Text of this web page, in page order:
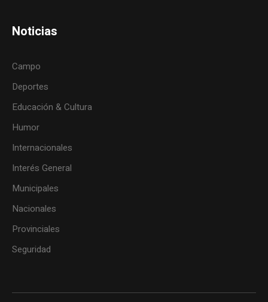
Noticias
Campo
Deportes
Educación & Cultura
Humor
Internacionales
Interés General
Municipales
Nacionales
Provinciales
Seguridad